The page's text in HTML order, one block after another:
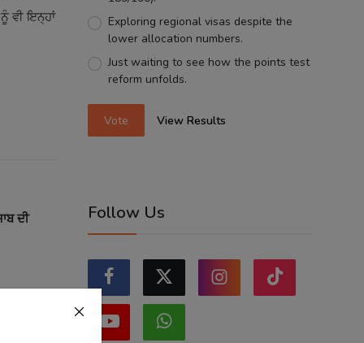
ਵੀ ਇਨ੍ਹਾਂ
ਦੀ
Exploring regional visas despite the
lower allocation numbers.
Just waiting to see how the points test
reform unfolds.
Vote View Results
Follow Us